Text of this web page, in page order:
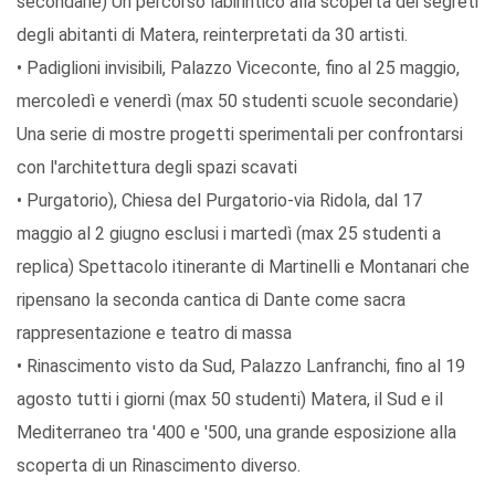
degli abitanti di Matera, reinterpretati da 30 artisti.
• Padiglioni invisibili, Palazzo Viceconte, fino al 25 maggio,
mercoledì e venerdì (max 50 studenti scuole secondarie)
Una serie di mostre progetti sperimentali per confrontarsi
con l'architettura degli spazi scavati
• Purgatorio), Chiesa del Purgatorio-via Ridola, dal 17
maggio al 2 giugno esclusi i martedì (max 25 studenti a
replica) Spettacolo itinerante di Martinelli e Montanari che
ripensano la seconda cantica di Dante come sacra
rappresentazione e teatro di massa
• Rinascimento visto da Sud, Palazzo Lanfranchi, fino al 19
agosto tutti i giorni (max 50 studenti) Matera, il Sud e il
Mediterraneo tra '400 e '500, una grande esposizione alla
scoperta di un Rinascimento diverso.